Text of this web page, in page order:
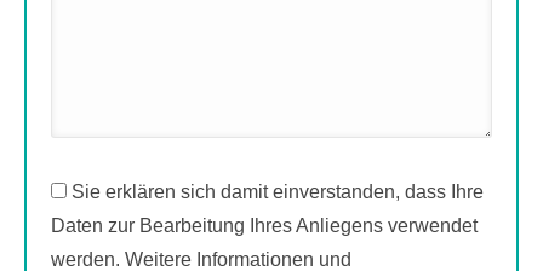
Sie erklären sich damit einverstanden, dass Ihre
Daten zur Bearbeitung Ihres Anliegens verwendet
werden. Weitere Informationen und